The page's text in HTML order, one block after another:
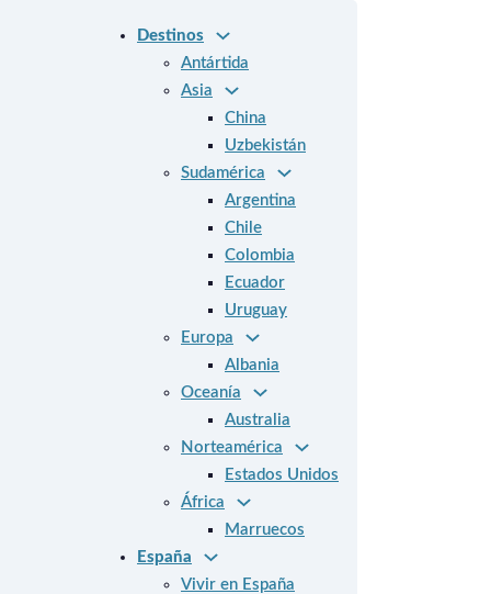
Destinos
Antártida
Asia
China
Uzbekistán
Sudamérica
Argentina
Chile
Colombia
Ecuador
Uruguay
Europa
Albania
Oceanía
Australia
Norteamérica
Estados Unidos
África
Marruecos
España
Vivir en España